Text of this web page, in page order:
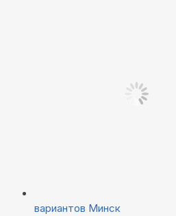
вариантов Минск